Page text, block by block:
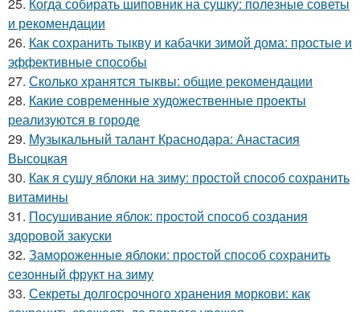
и рекомендации
26. Как сохранить тыкву и кабачки зимой дома: простые и
эффективные способы
27. Сколько хранятся тыквы: общие рекомендации
28. Какие современные художественные проекты
реализуются в городе
29. Музыкальный талант Краснодара: Анастасия
Высоцкая
30. Как я сушу яблоки на зиму: простой способ сохранить
витамины
31. Посушивание яблок: простой способ создания
здоровой закуски
32. Замороженные яблоки: простой способ сохранить
сезонный фрукт на зиму
33. Секреты долгосрочного хранения моркови: как